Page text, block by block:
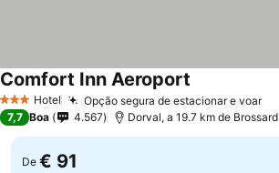
3 EstrelasHotel Opção segura de estacionar e voar
Comfort Inn Aeroport
7,7 Boa 4.567 Dorval, a 19.7 km de Brossard
De € 91